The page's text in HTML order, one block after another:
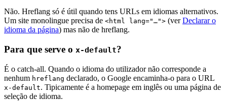
Não. Hreflang só é útil quando tens URLs em idiomas alternativos.
Um site monolingue precisa de <html lang="…"> (verDeclarar o
idioma da página) mas não de hreflang.
Para que serve o x-default?
É o catch-all. Quando o idioma do utilizador não corresponde a
nenhum hreflang declarado, o Google encaminha-o para o URL
x-default. Tipicamente é a homepage em inglês ou uma página de
seleção de idioma.